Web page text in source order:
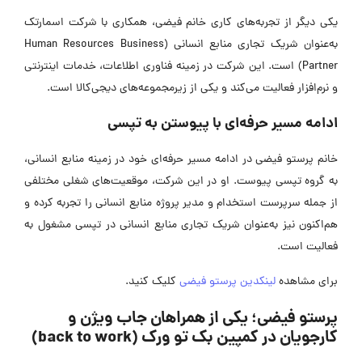
یکی دیگر از تجربه‌های کاری خانم فیضی، همکاری با شرکت اسمارتک
به‌عنوان شریک تجاری منابع انسانی (Human Resources Business
Partner) است. این شرکت در زمینه فناوری اطلاعات، خدمات اینترنتی
و نرم‌افزار فعالیت می‌کند و یکی از زیرمجموعه‌های دیجی‌کالا است.
ادامه مسیر حرفه‌ای با پیوستن به تپسی
خانم پرستو فیضی در ادامه مسیر حرفه‌ای خود در زمینه منابع انسانی،
به گروه تپسی پیوست. او در این شرکت، موقعیت‌های شغلی مختلفی
از جمله سرپرست استخدام و مدیر پروژه منابع انسانی را تجربه کرده و
هم‌اکنون نیز به‌عنوان شریک تجاری منابع انسانی در تپسی مشغول به
فعالیت است.
برای مشاهدهلینکدین پرستو فیضی کلیک کنید.
پرستو فیضی؛ یکی از همراهان جاب ویژن و
کارجویان در کمپین بک تو ورک (back to work)